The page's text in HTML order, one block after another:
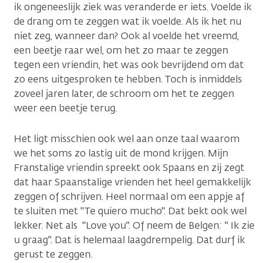
ik ongeneeslijk ziek was veranderde er iets. Voelde ik
de drang om te zeggen wat ik voelde. Als ik het nu
niet zeg, wanneer dan? Ook al voelde het vreemd,
een beetje raar wel, om het zo maar te zeggen
tegen een vriendin, het was ook bevrijdend om dat
zo eens uitgesproken te hebben. Toch is inmiddels
zoveel jaren later, de schroom om het te zeggen
weer een beetje terug.
Het ligt misschien ook wel aan onze taal waarom
we het soms zo lastig uit de mond krijgen. Mijn
Franstalige vriendin spreekt ook Spaans en zij zegt
dat haar Spaanstalige vrienden het heel gemakkelijk
zeggen of schrijven. Heel normaal om een appje af
te sluiten met "Te quiero mucho". Dat bekt ook wel
lekker. Net als "Love you". Of neem de Belgen: " Ik zie
u graag". Dat is helemaal laagdrempelig. Dat durf ik
gerust te zeggen.